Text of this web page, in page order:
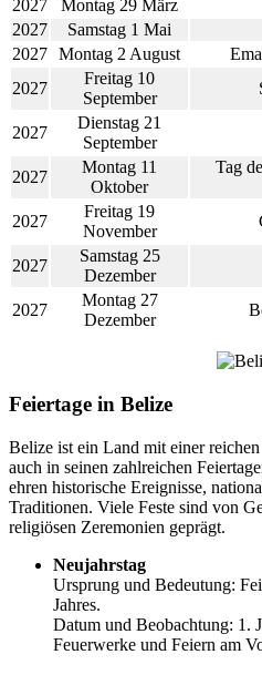
2027
Montag 29 März
2027
Samstag 1 Mai
2027 Montag 2 August
2027
Freitag 10
September
2027
Dienstag 21
September
2027
Montag 11
Oktober
Tag
2027
Freitag 19
November
2027
Samstag 25
Dezember
2027
Montag 27
Dezember
Feiertage in Belize
Belize ist ein Land mit einer
auch in seinen zahlreichen
ehren historische Ereignisse,
Traditionen. Viele Feste sind von
religiösen Zeremonien geprägt.
Neujahrstag
Ursprung und Bedeutung:
Jahres.
Datum und Beobachtung: 1.
Feuerwerke und Feiern am